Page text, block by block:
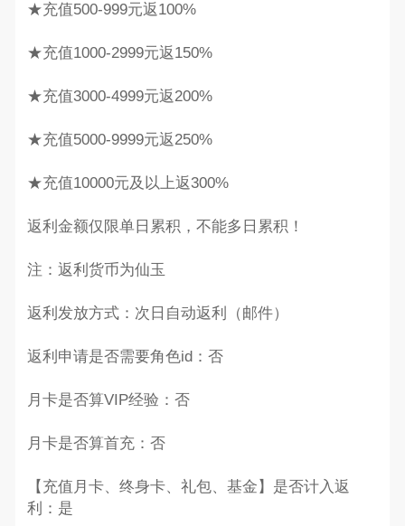
★充值500-999元返100%
★充值1000-2999元返150%
★充值3000-4999元返200%
★充值5000-9999元返250%
★充值10000元及以上返300%
返利金额仅限单日累积，不能多日累积！
注：返利货币为仙玉
返利发放方式：次日自动返利（邮件）
返利申请是否需要角色id：否
月卡是否算VIP经验：否
月卡是否算首充：否
【充值月卡、终身卡、礼包、基金】是否计入返
利：是